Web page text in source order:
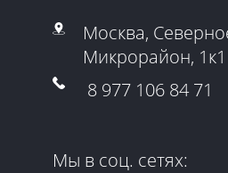
Москва,
Микрорайон, 1к1
8 977 106 84 71
Мы в соц. сетях: